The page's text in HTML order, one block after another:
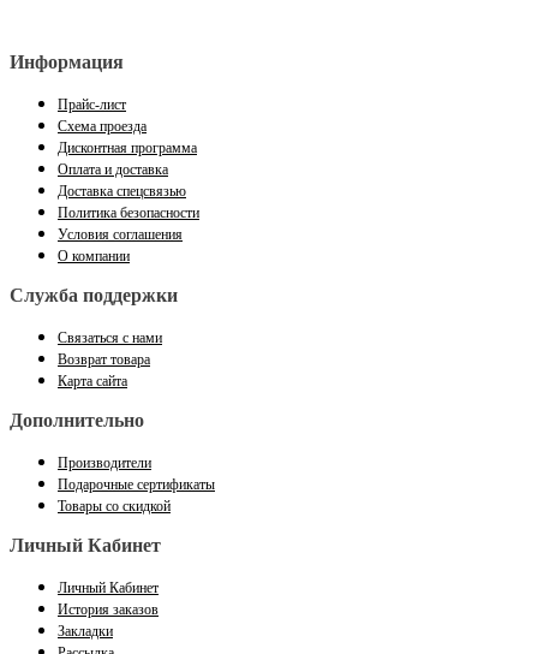
Информация
Прайс-лист
Схема проезда
Дисконтная программа
Оплата и доставка
Доставка спецсвязью
Политика безопасности
Условия соглашения
О компании
Служба поддержки
Связаться с нами
Возврат товара
Карта сайта
Дополнительно
Производители
Подарочные сертификаты
Товары со скидкой
Личный Кабинет
Личный Кабинет
История заказов
Закладки